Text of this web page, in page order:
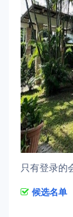
只有登录的
候选名单